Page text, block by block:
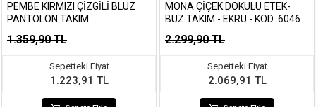
PEMBE KIRMIZI ÇIZGILI BLUZ
PANTOLON TAKIM
1.359,90 TL
Sepetteki Fiyat
1.223,91 TL
MONA ÇIÇEK DOKULU ETEK-
BUZ TAKIM - EKRU - KOD: 6046
2.299,90 TL
Sepetteki Fiyat
2.069,91 TL